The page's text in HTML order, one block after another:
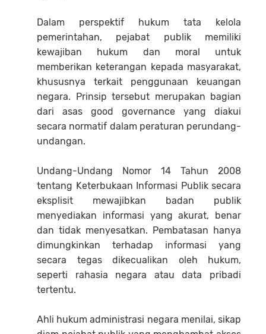
Dalam perspektif hukum tata kelola
pemerintahan, pejabat publik memiliki
kewajiban hukum dan moral untuk
memberikan keterangan kepada masyarakat,
khususnya terkait penggunaan keuangan
negara. Prinsip tersebut merupakan bagian
dari asas good governance yang diakui
secara normatif dalam peraturan perundang-
undangan.
Undang-Undang Nomor 14 Tahun 2008
tentang Keterbukaan Informasi Publik secara
eksplisit mewajibkan badan publik
menyediakan informasi yang akurat, benar
dan tidak menyesatkan. Pembatasan hanya
dimungkinkan terhadap informasi yang
secara tegas dikecualikan oleh hukum,
seperti rahasia negara atau data pribadi
tertentu.
Ahli hukum administrasi negara menilai, sikap